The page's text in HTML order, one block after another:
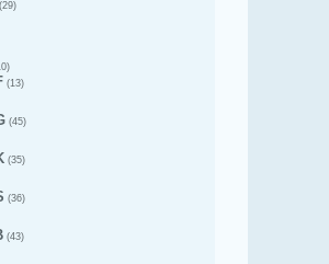
(29)
(13)
(45)
(35)
(36)
(43)